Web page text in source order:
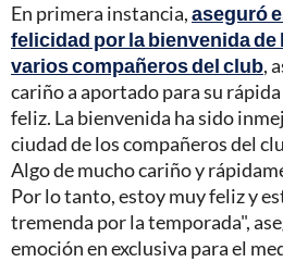
En primera instancia,aseguró
felicidad por la bienvenida
varios compañeros del club,
cariño a aportado para su
feliz. La bienvenida ha sido
ciudad de los compañeros del
Algo de mucho cariño y
Por lo tanto, estoy muy feliz y
tremenda por la temporada",
emoción en exclusiva para el